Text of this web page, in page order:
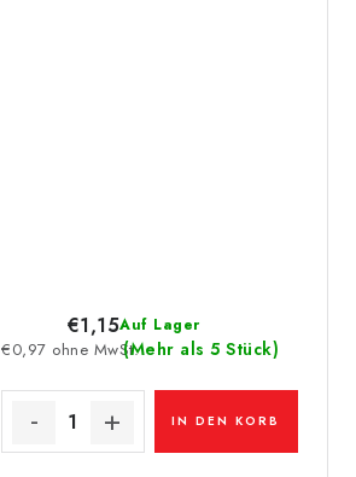
Auf Lager
(Mehr als 5 Stück)
€0,97 ohne MwSt.
€1,15
IN DEN KORB